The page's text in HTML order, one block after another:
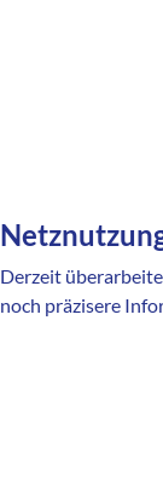
Derzeit
noch präzisere